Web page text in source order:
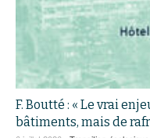
F. Boutté : « Le vrai
bâtiments, mais de